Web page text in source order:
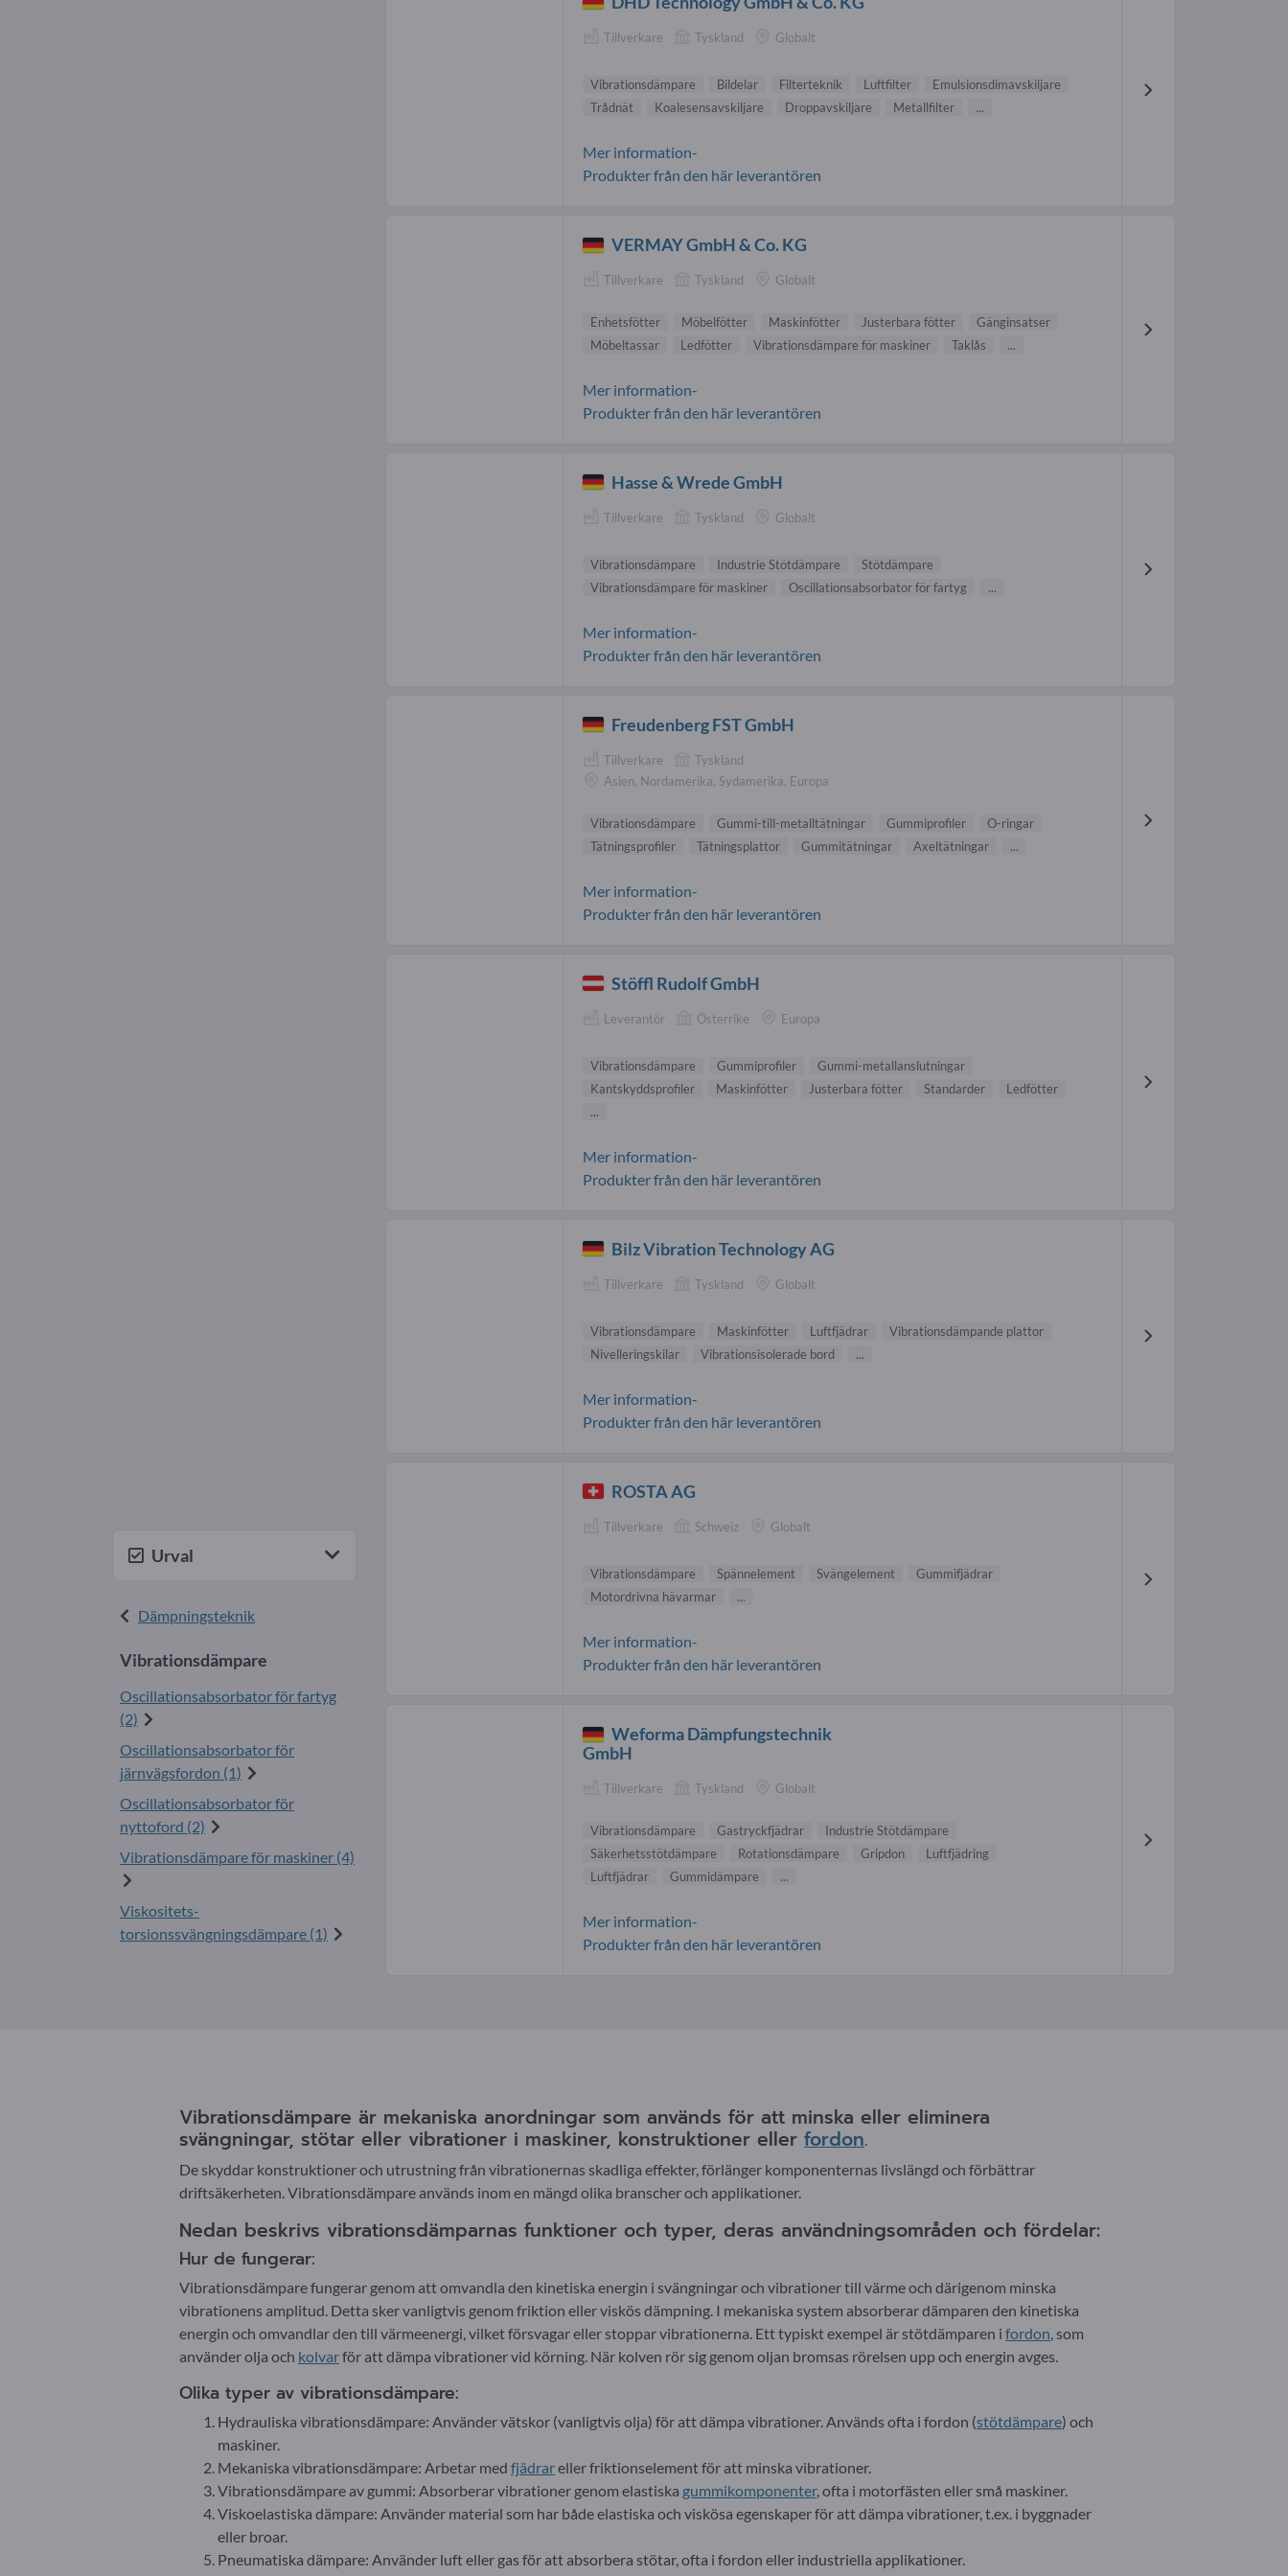
Urval
Dämpningsteknik
Vibrationsdämpare
Oscillationsabsorbator för fartyg
(2)
Oscillationsabsorbator för
järnvägsfordon (1)
Oscillationsabsorbator för
nyttoford (2)
Vibrationsdämpare för maskiner (4)
Viskositets-
torsionssvängningsdämpare (1)
Tillverkare Tyskland Globalt
Vibrationsdämpare Bildelar Filterteknik Luftfilter
Emulsionsdimavskiljare
Trådnät
Koalesensavskiljare Droppavskiljare Metallfilter ...
Mer information-
Produkter från den här leverantören
VERMAY GmbH & Co. KG
Tillverkare Tyskland Globalt
Enhetsfötter Möbelfötter Maskinfötter Justerbara fötter
Gänginsatser
Möbeltassar
Ledfötter Vibrationsdämpare för maskiner Taklås ...
Mer information-
Produkter från den här leverantören
Hasse & Wrede GmbH
Tillverkare Tyskland Globalt
Vibrationsdämpare Industrie Stötdämpare
Stötdämpare
Vibrationsdämpare för maskiner
Oscillationsabsorbator för fartyg ...
Mer information-
Produkter från den här leverantören
Freudenberg FST GmbH
Tillverkare
Tyskland
Asien, Nordamerika, Sydamerika, Europa
Vibrationsdämpare Gummi-till-metalltätningar Gummiprofiler
O-ringar
Tätningsprofiler
Tätningsplattor Gummitätningar Axeltätningar ...
Mer information-
Produkter från den här leverantören
Stöffl Rudolf GmbH
Leverantör Österrike Europa
Vibrationsdämpare Gummiprofiler
Gummi-metallanslutningar
Kantskyddsprofiler
Maskinfötter Justerbara fötter Standarder
Ledfötter
...
Mer information-
Produkter från den här leverantören
Bilz Vibration Technology AG
Tillverkare Tyskland Globalt
Vibrationsdämpare Maskinfötter Luftfjädrar
Vibrationsdämpande plattor
Nivelleringskilar
Vibrationsisolerade bord ...
Mer information-
Produkter från den här leverantören
ROSTA AG
Tillverkare Schweiz Globalt
Vibrationsdämpare Spännelement Svängelement
Gummifjädrar
Motordrivna hävarmar
...
Mer information-
Produkter från den här leverantören
Weforma Dämpfungstechnik
GmbH
Tillverkare Tyskland Globalt
Vibrationsdämpare Gastryckfjädrar
Industrie Stötdämpare
Säkerhetsstötdämpare
Rotationsdämpare Gripdon
Luftfjädring
Luftfjädrar
Gummidämpare ...
Mer information-
Produkter från den här leverantören
Vibrationsdämpare är mekaniska anordningar som används för att minska eller eliminera
svängningar, stötar eller vibrationer i maskiner, konstruktioner eller fordon.
De skyddar konstruktioner och utrustning från vibrationernas skadliga effekter, förlänger komponenternas livslängd och förbättrar
driftsäkerheten. Vibrationsdämpare används inom en mängd olika branscher och applikationer.
Nedan beskrivs vibrationsdämparnas funktioner och typer, deras användningsområden och fördelar:
Hur de fungerar:
Vibrationsdämpare fungerar genom att omvandla den kinetiska energin i svängningar och vibrationer till värme och därigenom minska
vibrationens amplitud. Detta sker vanligtvis genom friktion eller viskös dämpning. I mekaniska system absorberar dämparen den kinetiska
energin och omvandlar den till värmeenergi, vilket försvagar eller stoppar vibrationerna. Ett typiskt exempel är stötdämparen i fordon , som
använder olja och kolvarför att dämpa vibrationer vid körning. När kolven rör sig genom oljan bromsas rörelsen upp och energin avges.
Olika typer av vibrationsdämpare:
Hydrauliska vibrationsdämpare: Använder vätskor (vanligtvis olja) för att dämpa vibrationer. Används ofta i fordon (stötdämpare) och
maskiner.
Mekaniska vibrationsdämpare: Arbetar med fjädrareller friktionselement för att minska vibrationer.
Vibrationsdämpare av gummi: Absorberar vibrationer genom elastiska gummikomponenter, ofta i motorfästen eller små maskiner.
Viskoelastiska dämpare: Använder material som har både elastiska och viskösa egenskaper för att dämpa vibrationer, t.ex. i byggnader
eller broar.
Pneumatiska dämpare: Använder luft eller gas för att absorbera stötar, ofta i fordon eller industriella applikationer.